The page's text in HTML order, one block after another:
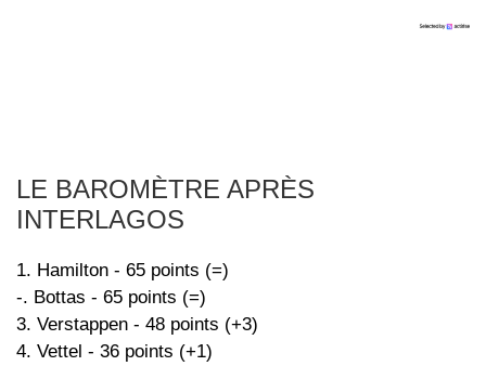
LE BAROMÈTRE APRÈS
INTERLAGOS
1. Hamilton - 65 points (=)
-. Bottas - 65 points (=)
3. Verstappen - 48 points (+3)
4. Vettel - 36 points (+1)